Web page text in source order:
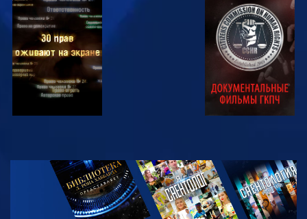
СМОТРЕТЬ СМОТРЕТЬ
СМОТРЕТЬ
СМОТРЕТЬ
ПЕРЕДАЧИ